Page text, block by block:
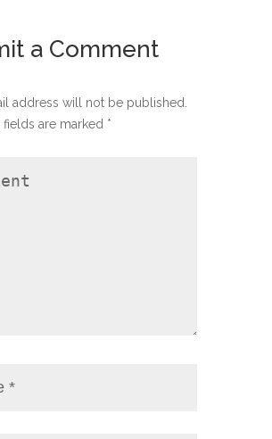
a Comment
address will not be published.
fields are marked *